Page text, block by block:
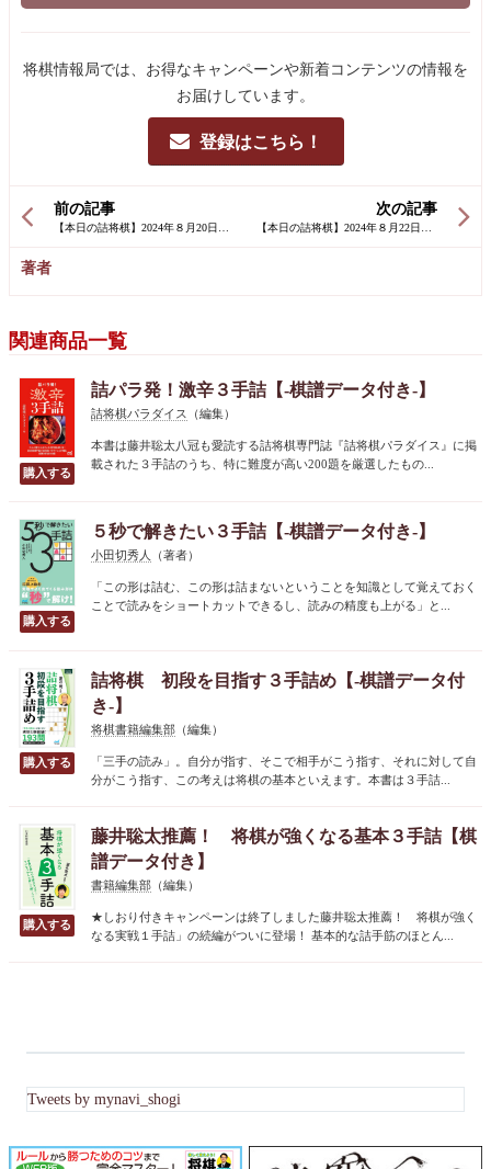
将棋情報局では、お得なキャンペーンや新着コンテンツの情報を
お届けしています。
登録はこちら！
次の記事
前の記事
著者
関連商品一覧
詰パラ発！激辛３手詰【-棋譜データ付き-】
詰将棋パラダイス （編集）
本書は藤井聡太八冠も愛読する詰将棋専門誌『詰将棋パラダイス』に掲
載された３手詰のうち、特に難度が高い200題を厳選したもの...
５秒で解きたい３手詰【-棋譜データ付き-】
小田切秀人 （著者）
「この形は詰む、この形は詰まないということを知識として覚えておく
ことで読みをショートカットできるし、読みの精度も上がる」と...
詰将棋 初段を目指す３手詰め【-棋譜データ付
き-】
将棋書籍編集部 （編集）
「三手の読み」。自分が指す、そこで相手がこう指す、それに対して自
分がこう指す、この考えは将棋の基本といえます。本書は３手詰...
藤井聡太推薦！ 将棋が強くなる基本３手詰【棋
譜データ付き】
書籍編集部 （編集）
★しおり付きキャンペーンは終了しました藤井聡太推薦！ 将棋が強く
なる実戦１手詰」の続編がついに登場！ 基本的な詰手筋のほとん...
Tweets by mynavi_shogi